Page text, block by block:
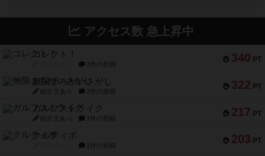
アクセス数 急上昇中
340 PT
コレクト！
1件の投稿
322 PT
無限まちがいさがし
紹介文あり 2件の投稿
217 PT
ガルフストライク
紹介文あり 1件の投稿
203 PT
クルティボ
1件の投稿